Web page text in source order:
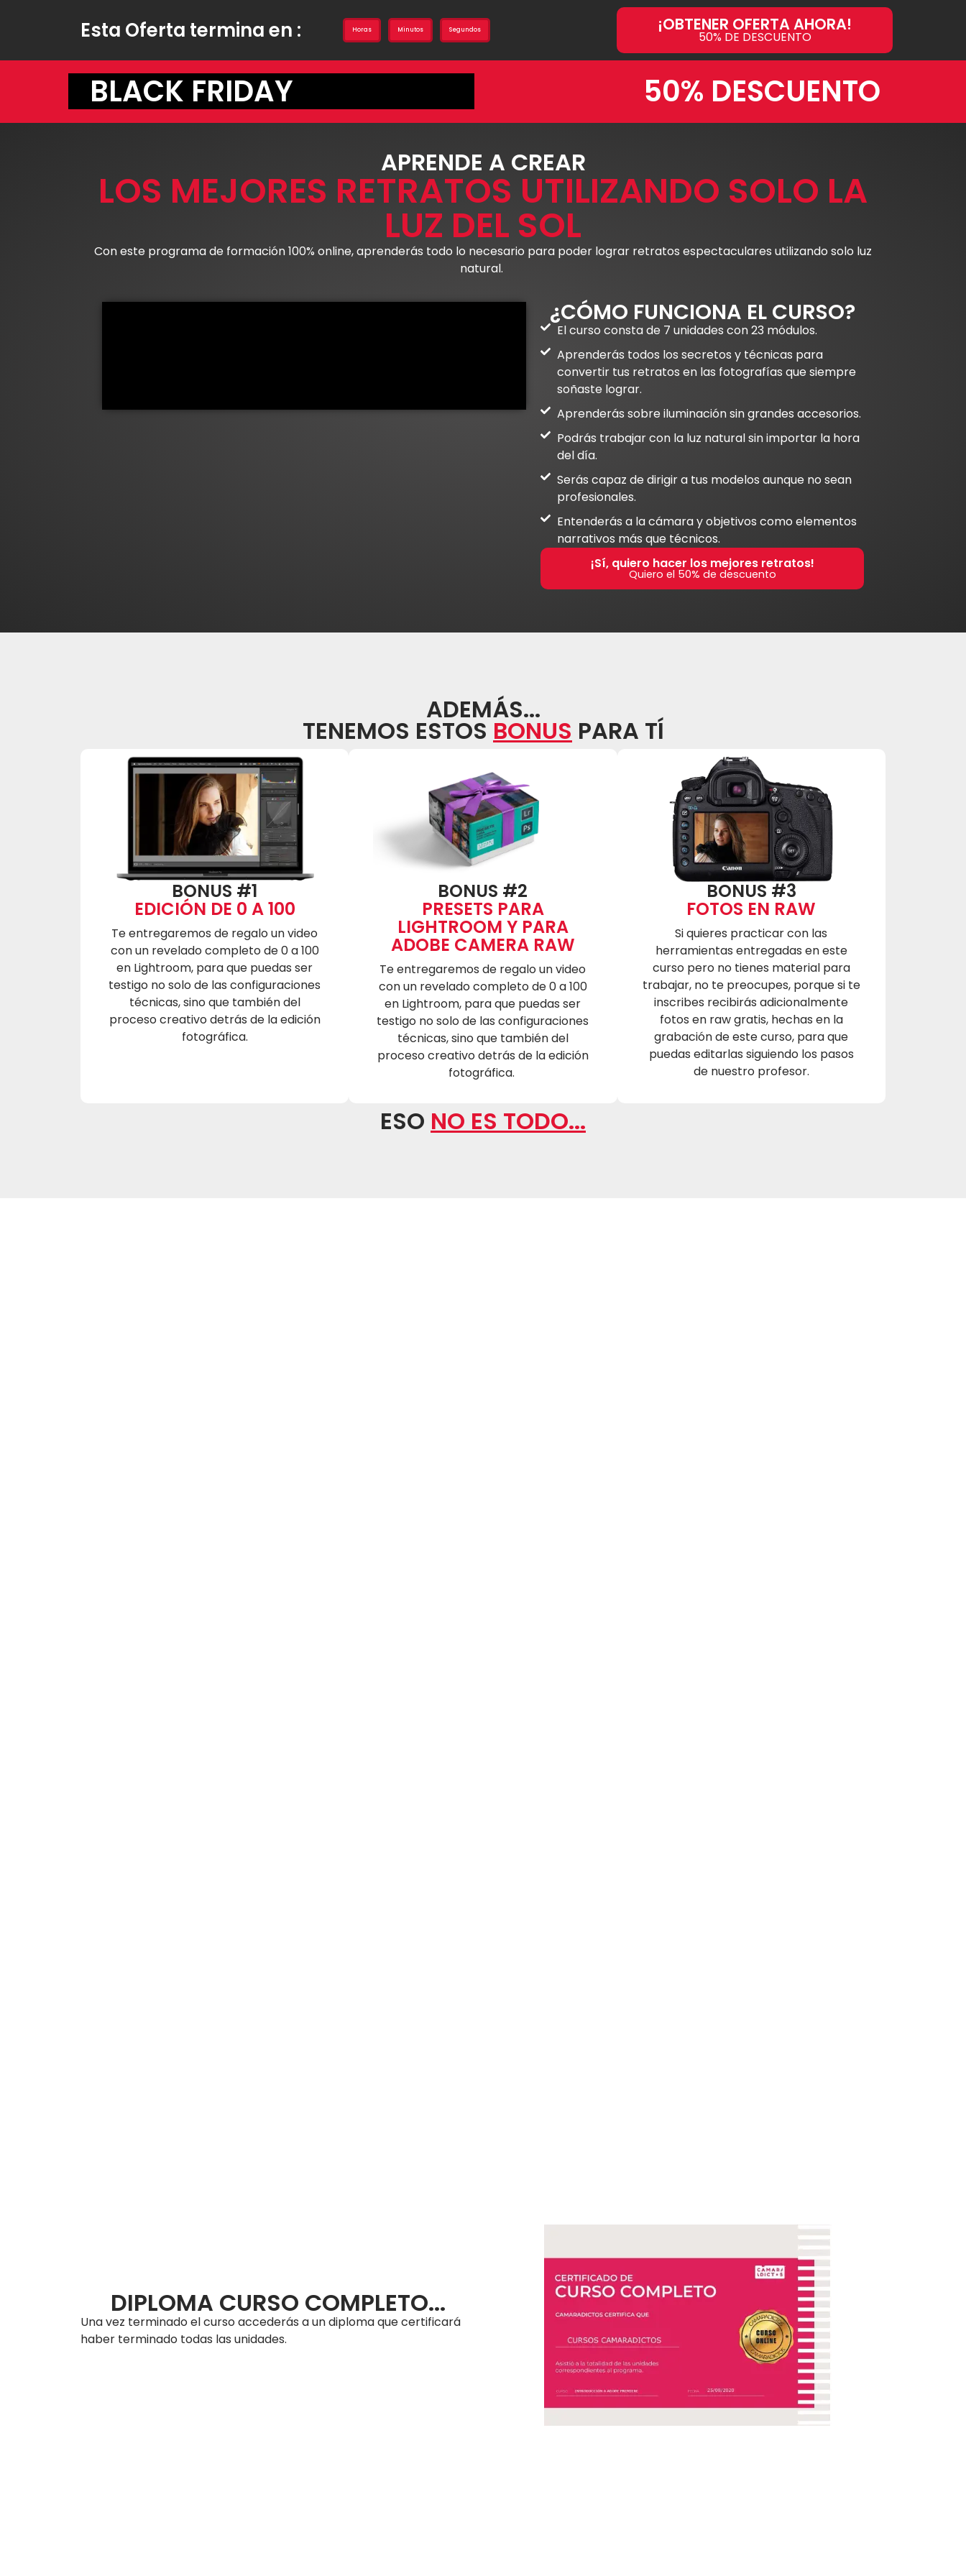
Esta Oferta termina en : Horas Minutos Segundos ¡OBTENER OFERTA AHORA!
50% DE DESCUENTO
BLACK FRIDAY 50% DESCUENTO
APRENDE A CREAR
LOS MEJORES RETRATOS UTILIZANDO SOLO LA
LUZ DEL SOL
Con este programa de formación 100% online, aprenderás todo lo necesario para poder lograr retratos espectaculares utilizando solo luz
natural.
¿CÓMO FUNCIONA EL CURSO?
El curso consta de 7 unidades con 23 módulos.
Aprenderás todos los secretos y técnicas para
convertir tus retratos en las fotografías que siempre
soñaste lograr.
​Aprenderás sobre iluminación sin grandes accesorios.
Podrás trabajar con la luz natural sin importar la hora
del día.
Serás capaz de dirigir a tus modelos aunque no sean
profesionales.
​Entenderás a la cámara y objetivos como elementos
narrativos más que técnicos.
¡Sí, quiero hacer los mejores retratos!
Quiero el 50% de descuento
ADEMÁS...
TENEMOS ESTOS BONUS PARA TÍ
BONUS #1
EDICIÓN DE 0 A 100
Te entregaremos de regalo un video
con un revelado completo de 0 a 100
en Lightroom, para que puedas ser
testigo no solo de las configuraciones
técnicas, sino que también del
proceso creativo detrás de la edición
fotográfica.
BONUS #2
PRESETS PARA
LIGHTROOM Y PARA
ADOBE CAMERA RAW
Te entregaremos de regalo un video
con un revelado completo de 0 a 100
en Lightroom, para que puedas ser
testigo no solo de las configuraciones
técnicas, sino que también del
proceso creativo detrás de la edición
fotográfica.
BONUS #3
FOTOS EN RAW
Si quieres practicar con las
herramientas entregadas en este
curso pero no tienes material para
trabajar, no te preocupes, porque si te
inscribes recibirás adicionalmente
fotos en raw gratis, hechas en la
grabación de este curso, para que
puedas editarlas siguiendo los pasos
de nuestro profesor.
ESO NO ES TODO...
DIPLOMA CURSO COMPLETO...
Una vez terminado el curso accederás a un diploma que certificará
haber terminado todas las unidades.